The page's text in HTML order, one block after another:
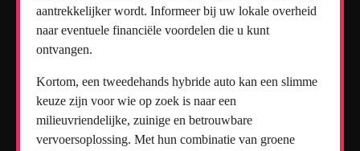
aantrekkelijker wordt. Informeer bij uw lokale overheid
naar eventuele financiële voordelen die u kunt
ontvangen.
Kortom, een tweedehands hybride auto kan een slimme
keuze zijn voor wie op zoek is naar een
milieuvriendelijke, zuinige en betrouwbare
vervoersoplossing. Met hun combinatie van groene